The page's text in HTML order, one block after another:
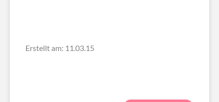
Erstellt am: 11.03.15